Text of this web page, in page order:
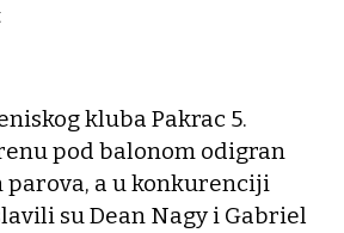
kluba Pakrac 5.
pod balonom odigran
a u konkurenciji
su Dean Nagy i Gabriel